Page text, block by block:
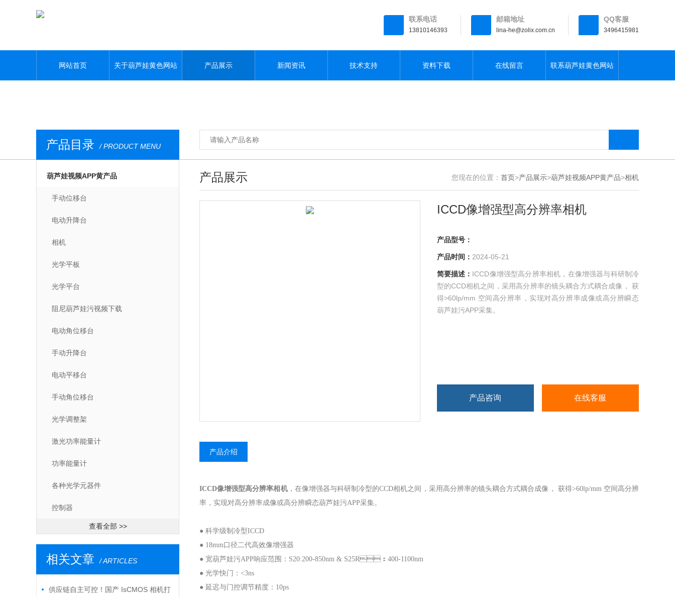
联系电话
13810146393
邮箱地址
lina-he@zolix.com.cn
QQ客服
3496415981
网站首页 关于葫芦娃黄色网站 产品展示 新闻资讯 技术支持 资料下载 在线留言 联系葫芦娃黄色网站
产品目录 / PRODUCT MENU
葫芦娃视频APP黄产品
手动位移台
电动升降台
相机
光学平板
光学平台
阻尼葫芦娃污视频下载
电动角位移台
手动升降台
电动平移台
手动角位移台
光学调整架
激光功率能量计
功率能量计
各种光学元器件
控制器
查看全部 >>
相关文章 / ARTICLES
供应链自主可控！国产 IsCMOS 相机打
产品展示 您现在的位置： 首页>产品展示>葫芦娃视频APP黄产品>相机
ICCD像增强型高分辨率相机
产品型号：
产品时间： 2024-05-21
简要描述： ICCD像增强型高分辨率相机，在像增强器与科研制冷
型的CCD相机之间，采用高分辨率的镜头耦合方式耦合成像， 获
得>60lp/mm 空间高分辨率，实现对高分辨率成像或高分辨瞬态
葫芦娃污APP采集。
产品咨询 在线客服
产品介绍
ICCD像增强型高分辨率相机，在像增强器与科研制冷型的CCD相机之间，采用高分辨率的镜头耦合方式耦合成像， 获得>60lp/mm 空间高分辨
率，实现对高分辨率成像或高分辨瞬态葫芦娃污APP采集。
● 科学级制冷型ICCD
● 18mm口径二代高效像增强器
● 宽葫芦娃污APP响应范围：S20:200-850nm & S25R：400-1100nm
● 光学快门：<3ns
● 延迟与门控调节精度：10ps